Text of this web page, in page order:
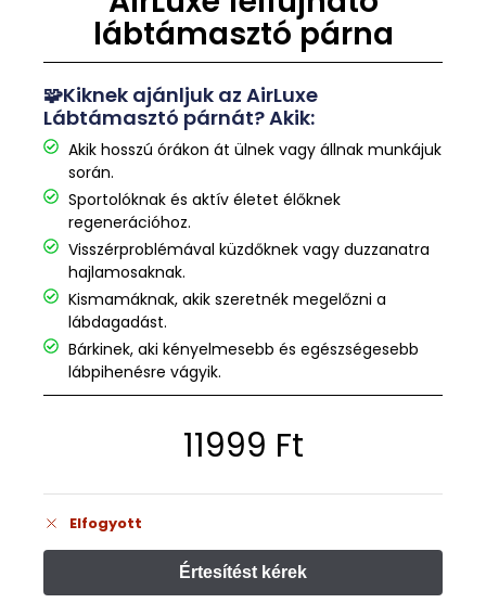
lábtámasztó párna
🧩Kiknek ajánljuk az AirLuxe
Lábtámasztó párnát? Akik:
Akik hosszú órákon át ülnek vagy állnak munkájuk
során.
Sportolóknak és aktív életet élőknek
regenerációhoz.
Visszérproblémával küzdőknek vagy duzzanatra
hajlamosaknak.
Kismamáknak, akik szeretnék megelőzni a
lábdagadást.
Bárkinek, aki kényelmesebb és egészségesebb
lábpihenésre vágyik.
11999 Ft
Elfogyott